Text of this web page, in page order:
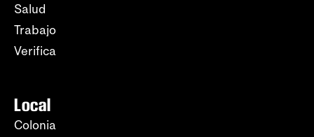
Salud
Trabajo
Verifica
Local
Colonia